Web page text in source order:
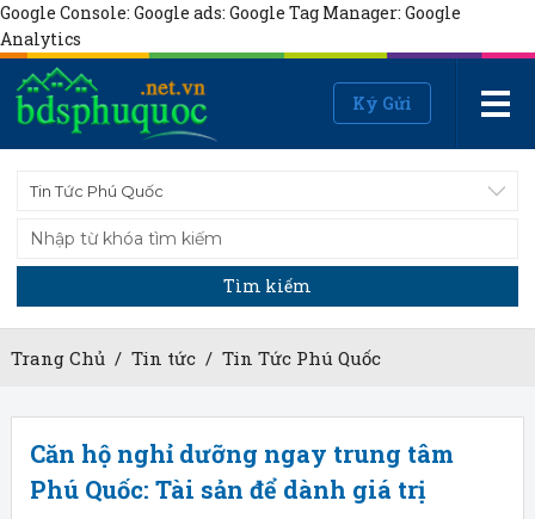
Google Console: Google ads: Google Tag Manager: Google
Analytics
Ký Gửi
Tin Tức Phú Quốc
Tìm kiếm
Trang Chủ/ Tin tức/ Tin Tức Phú Quốc
Căn hộ nghỉ dưỡng ngay trung tâm
Phú Quốc: Tài sản để dành giá trị